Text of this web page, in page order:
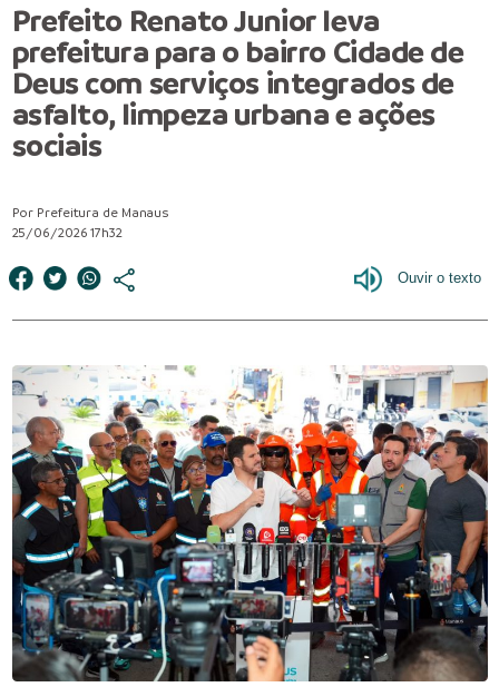
Prefeito Renato Junior leva
prefeitura para o bairro Cidade de
Deus com serviços integrados de
asfalto, limpeza urbana e ações
sociais
Por Prefeitura de Manaus
25/06/2026 17h32